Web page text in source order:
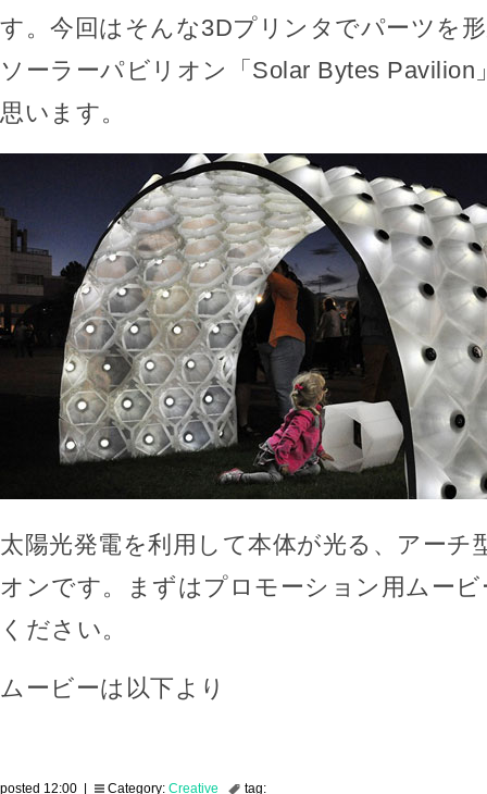
す。今回はそんな3Dプリンタでパーツを
ソーラーパビリオン「Solar Bytes Pavilion
思います。
太陽光発電を利用して本体が光る、アーチ
オンです。まずはプロモーション用ムー
ください。
ムービーは以下より
posted 12:00 | Category: Creative tag: